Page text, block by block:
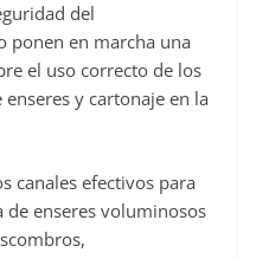
del
ponen en marcha una
el uso correcto de los
y cartonaje en la
canales efectivos para
enseres voluminosos